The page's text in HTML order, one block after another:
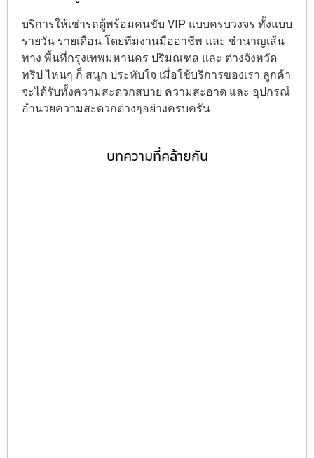
บริการให้เช่ารถตู้พร้อมคนขับ VIP แบบครบวงจร ทั้งแบบ
รายวัน รายเดือน โดยทีมงานมืออาชีพ และ ชำนาญเส้น
ทาง พื้นที่กรุงเทพมหานคร ปริมณฑล และ ต่างจังหวัด
ทริป ไหนๆ ก็ สนุก ประทับใจ เมื่อใช้บริการของเรา ลูกค้า
จะได้รับทั้งความสะดวกสบาย ความสะอาด และ อุปกรณ์
อำนวยความสะดวกต่างๆอย่างครบครัน
บทความที่คล้ายกัน